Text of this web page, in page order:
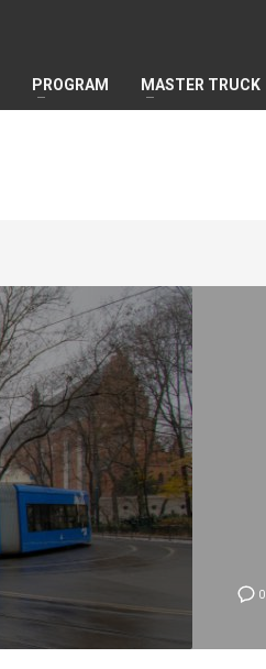
PROGRAM MASTER TRUCK
0